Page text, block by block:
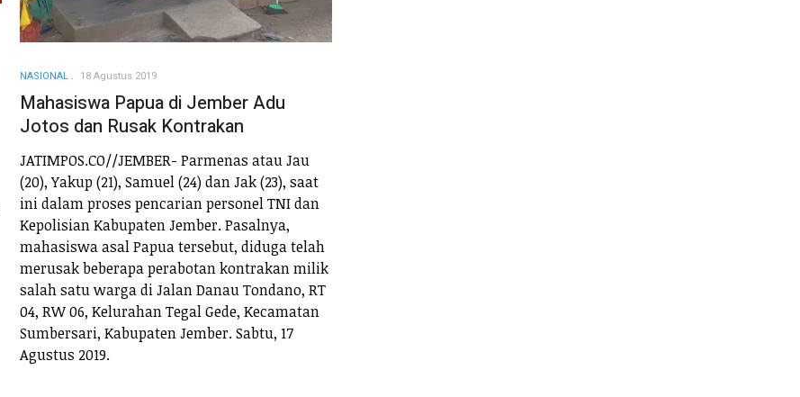
NASIONAL 18 Agustus 2019
Mahasiswa Papua di Jember Adu
Jotos dan Rusak Kontrakan
JATIMPOS.CO//JEMBER- Parmenas atau Jau
(20), Yakup (21), Samuel (24) dan Jak (23), saat
ini dalam proses pencarian personel TNI dan
Kepolisian Kabupaten Jember. Pasalnya,
mahasiswa asal Papua tersebut, diduga telah
merusak beberapa perabotan kontrakan milik
salah satu warga di Jalan Danau Tondano, RT
04, RW 06, Kelurahan Tegal Gede, Kecamatan
Sumbersari, Kabupaten Jember. Sabtu, 17
Agustus 2019.